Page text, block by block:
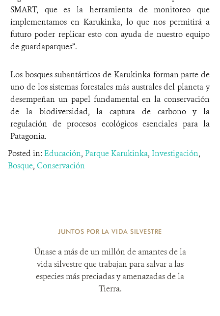
SMART, que es la herramienta de monitoreo que
implementamos en Karukinka, lo que nos permitirá a
futuro poder replicar esto con ayuda de nuestro equipo
de guardaparques”.
Los bosques subantárticos de Karukinka forman parte de
uno de los sistemas forestales más australes del planeta y
desempeñan un papel fundamental en la conservación
de la biodiversidad, la captura de carbono y la
regulación de procesos ecológicos esenciales para la
Patagonia.
Posted in: Educación, Parque Karukinka, Investigación,
Bosque, Conservación
JUNTOS POR LA VIDA SILVESTRE
Únase a más de un millón de amantes de la
vida silvestre que trabajan para salvar a las
especies más preciadas y amenazadas de la
Tierra.